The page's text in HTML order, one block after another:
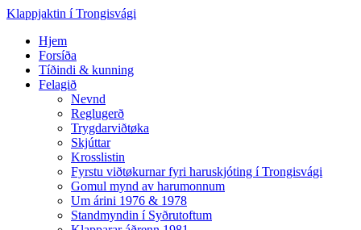
Klappjaktin í Trongisvági
Hjem
Forsíða
Tíðindi & kunning
Felagið
Nevnd
Reglugerð
Trygdarviðtøka
Skjúttar
Krosslistin
Fyrstu viðtøkurnar fyri haruskjóting í Trongisvági
Gomul mynd av harumonnum
Um árini 1976 & 1978
Standmyndin í Syðrutoftum